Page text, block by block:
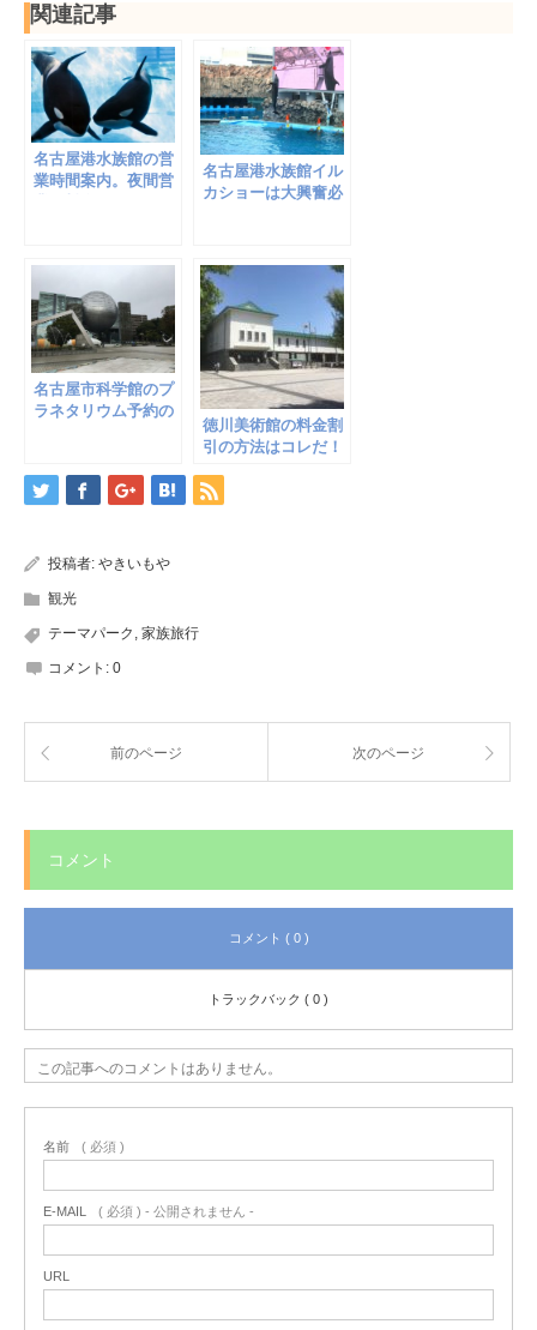
関連記事
名古屋港水族館の営
業時間案内。夜間営
名古屋港水族館イル
カショーは大興奮必
名古屋市科学館のプ
ラネタリウム予約の
徳川美術館の料金割
引の方法はコレだ！
解説
投稿者: やきいもや
観光
テーマパーク 家族旅行
コメント: 0
前のページ 次のページ
コメント
コメント ( 0 )
トラックバック ( 0 )
この記事へのコメントはありません。
名前 ( 必須 )
E-MAIL ( 必須 ) - 公開されません -
URL